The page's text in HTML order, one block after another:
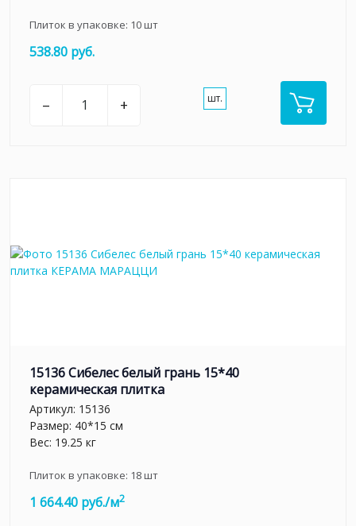
Плиток в упаковке: 10шт
538.80 руб.
– + шт.
15136 Сибелес белый грань 15*40
керамическая плитка
Артикул: 15136
Размер: 40*15 см
Вес: 19.25 кг
Плиток в упаковке: 18шт
1 664.40 руб./м2